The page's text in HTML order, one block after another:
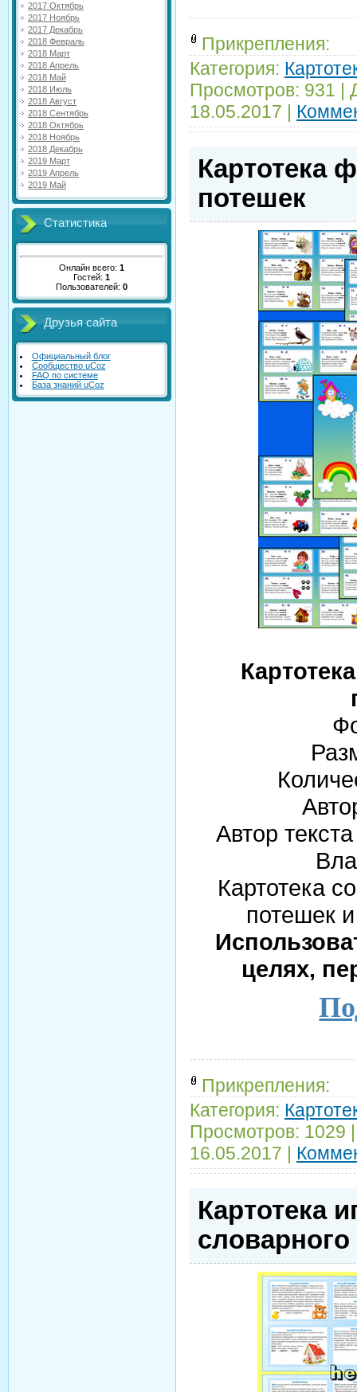
2017 Октябрь
2017 Ноябрь
2017 Декабрь
2018 Февраль
2018 Март
2018 Апрель
2018 Май
2018 Июль
2018 Август
2018 Сентябрь
2018 Октябрь
2018 Ноябрь
2018 Декабрь
2019 Март
2019 Апрель
2019 Май
Статистика
Онлайн всего: 1
Гостей: 1
Пользователей: 0
Друзья сайта
Официальный блог
Сообщество uCoz
FAQ по системе
База знаний uCoz
Прикрепления:
Категория:
Просмотров: 931
18.05.2017
Картотека
потешек
Автор
Картотека
потешек
целях,
Прикрепления:
Категория:
Просмотров: 1029
16.05.2017
Картотека
словарного